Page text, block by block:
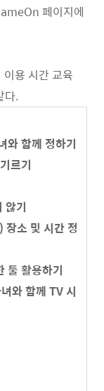
페이지에
용 시간 교육
다.
와 함께 정하기
르기
않기
장소 및 시간 정
툴 활용하기
와 함께TV시